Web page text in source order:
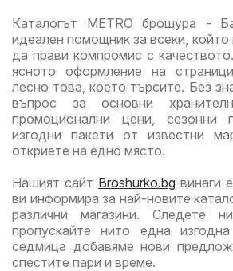
Каталогът METRO брошура -
идеален помощник за всеки, който
да прави компромис с
ясното оформление на
лесно това, което търсите. Без
въпрос за основни
промоционални цени, сезонни
изгодни пакети от известни
откриете на едно място.
Нашият сайт Broshurko.bg винаги
ви информира за най-новите
различни магазини. Следете
пропускайте нито една
седмица добавяме нови
спестите пари и време.